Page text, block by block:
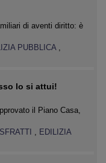
di aventi diritto: è
PUBBLICA ,
lo si attui!
il Piano Casa,
SFRATTI , EDILIZIA